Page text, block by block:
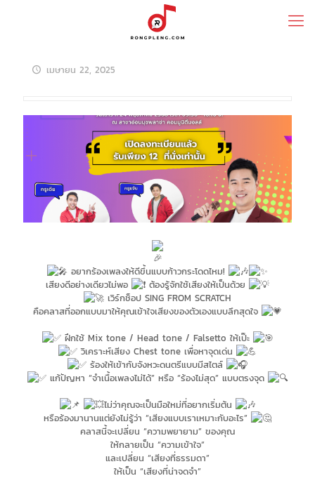
เมษายน 22, 2025
อยากร้องเพลงให้ดีขึ้นแบบก้าวกระโดดไหม!
เสียงดีอย่างเดียวไม่พอ
ต้องรู้จักใช้เสียงให้เป็นด้วย
เวิร์กช็อป SING FROM SCRATCH
คือคลาสที่ออกแบบมาให้คุณเข้าใจเสียงของตัวเองแบบลึกสุดใจ
ฝึกใช้ Mix tone / Head tone / Falsetto ให้เป๊ะ
วิเคราะห์เสียง Chest tone เพื่อหาจุดเด่น
ร้องให้เข้ากับจังหวะดนตรีแบบมีสไตล์
แก้ปัญหา “จำเนื้อเพลงไม่ได้” หรือ “ร้องไม่สุด” แบบตรงจุด
ไม่ว่าคุณจะเป็นมือใหม่ที่อยากเริ่มต้น
หรือร้องมานานแต่ยังไม่รู้ว่า “เสียงแบบเราเหมาะกับอะไร”
คลาสนี้จะเปลี่ยน “ความพยายาม” ของคุณ
ให้กลายเป็น “ความเข้าใจ”
และเปลี่ยน “เสียงที่ธรรมดา”
ให้เป็น “เสียงที่น่าจดจำ”